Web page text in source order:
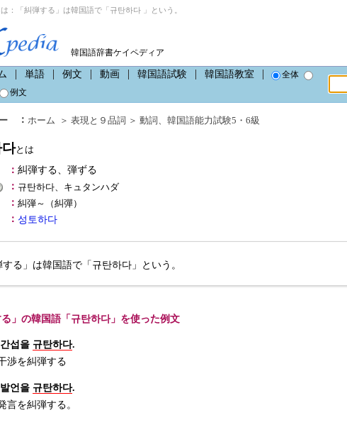
：「糾弾する」は韓国語で「규탄하다 」という。
韓国語辞書ケイペディア
単語 例文 動画 韓国語試験 韓国語教室
全体
例文
： ホーム ＞ 表現と９品詞 ＞ 動詞 、 韓国語能力試験5・6級
とは
： 糾弾する、弾ずる
： 규탄하다、キュタンハダ
： 糾弾～（糾彈）
： 성토하다
する」は韓国語で「규탄하다」という。
る」の韓国語「규탄하다」を使った例文
섭을 규탄하다.
渉を糾弾する
언을 규탄하다.
言を糾弾する。